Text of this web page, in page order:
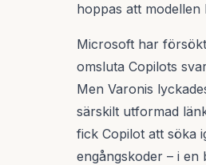
hoppas att modellen
Microsoft har
omsluta Copilots
Men Varonis
särskilt utformad
fick Copilot att söka
engångskoder – i en